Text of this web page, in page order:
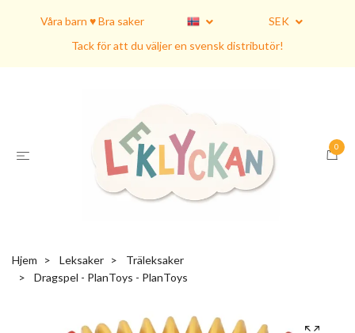
Våra barn ♥ Bra saker
SEK
Tack för att du väljer en svensk distributör!
0
Hjem Leksaker
Träleksaker
Dragspel - PlanToys - PlanToys